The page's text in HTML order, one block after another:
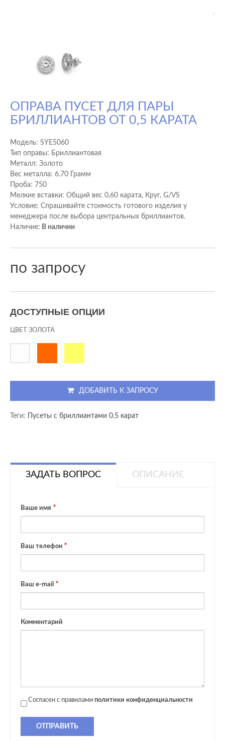
ОПРАВА ПУСЕТ ДЛЯ ПАРЫ
БРИЛЛИАНТОВ ОТ 0,5 КАРАТА
Модель: SYE5060
Тип оправы: Бриллиантовая
Металл: Золото
Вес металла: 6.70 Грамм
Проба: 750
Мелкие вставки: Общий вес 0,60 карата, Круг, G/VS
Условие: Спрашивайте стоимость готового изделия у
менеджера после выбора центральных бриллиантов.
Наличие: В наличии
по запросу
ДОСТУПНЫЕ ОПЦИИ
ЦВЕТ ЗОЛОТА
ДОБАВИТЬ К ЗАПРОСУ
Теги: Пусеты с бриллиантами 0.5 карат
ЗАДАТЬ ВОПРОС ОПИСАНИЕ
Ваше имя
Ваш телефон
Ваш e-mail
Комментарий
Согласен с правилами политики конфиденциальности
ОТПРАВИТЬ